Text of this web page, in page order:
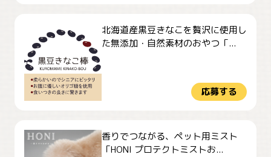
北海道産黒豆きなこを贅沢に使用し
た無添加・自然素材のおやつ「...
応募する
香りでつながる、ペット用ミスト
「HONI プロテクトミストお...